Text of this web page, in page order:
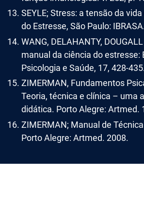
SEYLE; Stress: a tensão da
do Estresse, São Paulo:
WANG, DELAHANTY,
manual da ciência do estresse:
Psicologia e Saúde, 17, 428-
ZIMERMAN, Fundamentos
Teoria, técnica e clínica – uma
didática. Porto Alegre: Artmed.
ZIMERMAN; Manual de
Porto Alegre: Artmed. 2008.